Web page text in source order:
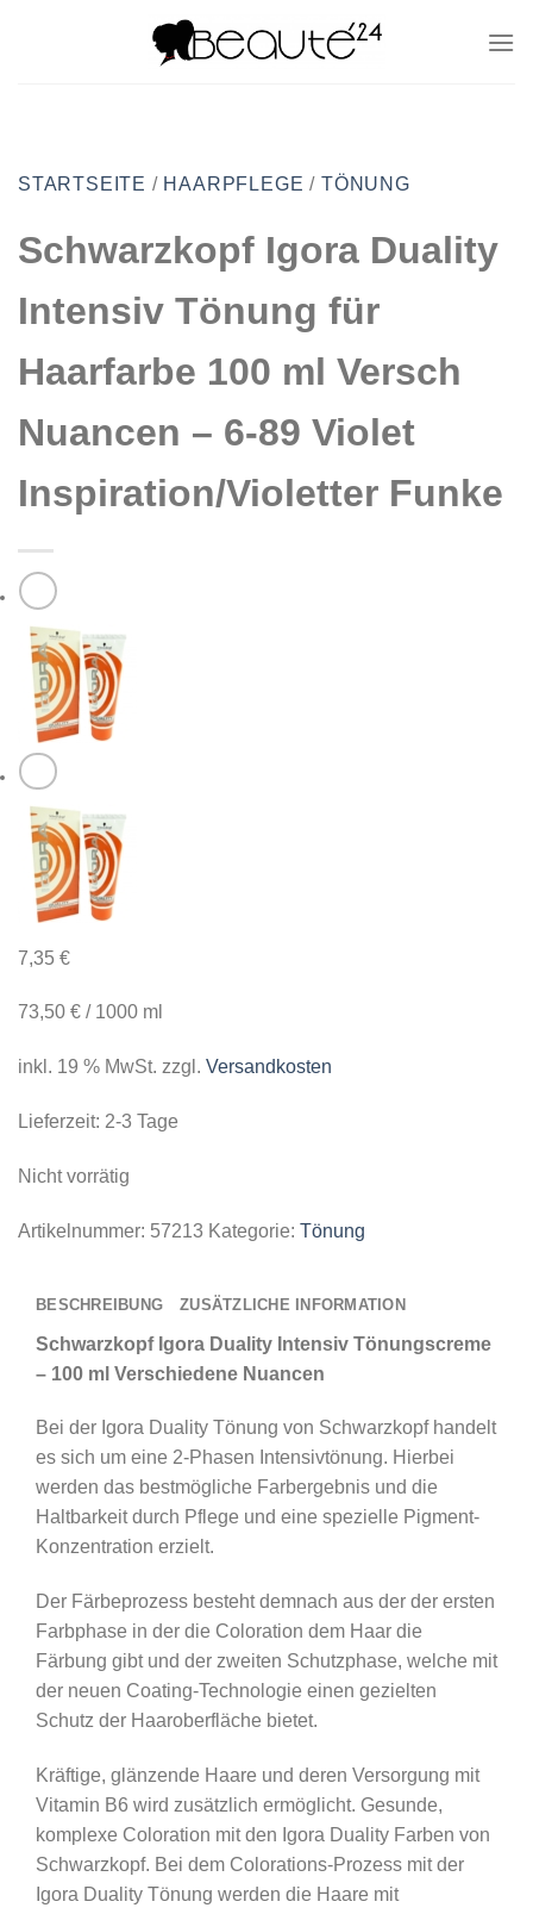
STARTSEITE / HAARPFLEGE / TÖNUNG
Schwarzkopf Igora Duality
Intensiv Tönung für
Haarfarbe 100 ml Versch
Nuancen – 6-89 Violet
Inspiration/Violetter Funke
7,35 €
73,50 € / 1000 ml
inkl. 19 % MwSt. zzgl. Versandkosten
Lieferzeit: 2-3 Tage
Nicht vorrätig
Artikelnummer: 57213 Kategorie: Tönung
BESCHREIBUNG ZUSÄTZLICHE INFORMATION
Schwarzkopf Igora Duality Intensiv Tönungscreme
– 100 ml Verschiedene Nuancen
Bei der Igora Duality Tönung von Schwarzkopf handelt
es sich um eine 2-Phasen Intensivtönung. Hierbei
werden das bestmögliche Farbergebnis und die
Haltbarkeit durch Pflege und eine spezielle Pigment-
Konzentration erzielt.
Der Färbeprozess besteht demnach aus der der ersten
Farbphase in der die Coloration dem Haar die
Färbung gibt und der zweiten Schutzphase, welche mit
der neuen Coating-Technologie einen gezielten
Schutz der Haaroberfläche bietet.
Kräftige, glänzende Haare und deren Versorgung mit
Vitamin B6 wird zusätzlich ermöglicht. Gesunde,
komplexe Coloration mit den Igora Duality Farben von
Schwarzkopf. Bei dem Colorations-Prozess mit der
Igora Duality Tönung werden die Haare mit